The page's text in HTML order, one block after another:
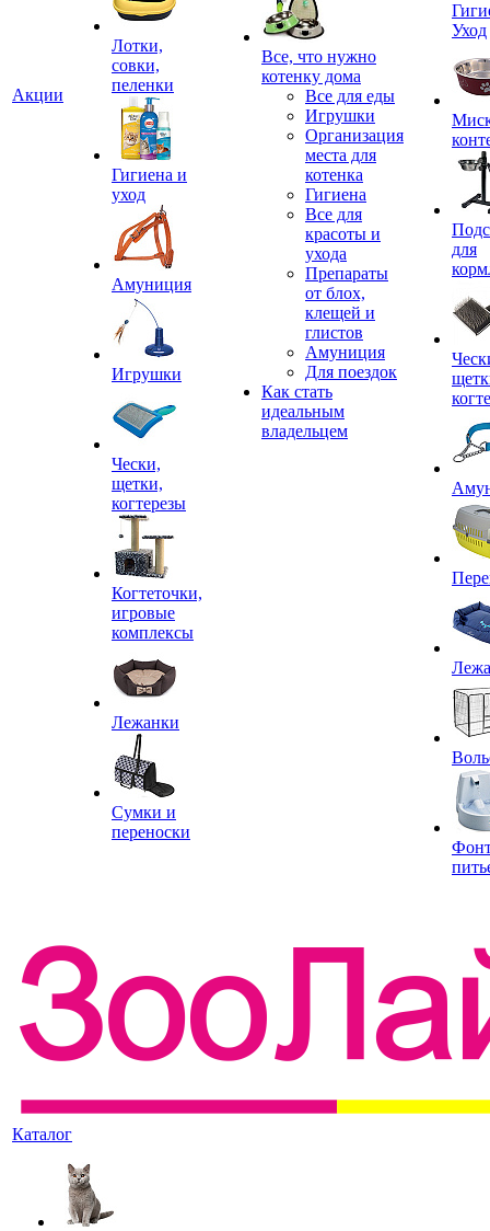
Акции
Лотки,
совки,
пеленки
Гигиена и
уход
Амуниция
Игрушки
Чески,
щетки,
когтерезы
Когтеточки,
игровые
комплексы
Лежанки
Сумки и
переноски
Все, что нужно
котенку дома
Все для еды
Игрушки
Организация
места для
котенка
Гигиена
Все для
красоты и
ухода
Препараты
от блох,
клещей и
глистов
Амуниция
Для поездок
Как стать
идеальным
владельцем
Уход
для
Каталог